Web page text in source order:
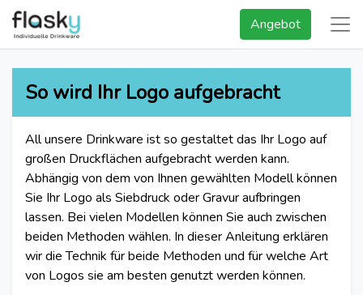
Angebot
So wird Ihr Logo aufgebracht
All unsere Drinkware ist so gestaltet das Ihr Logo auf
großen Druckflächen aufgebracht werden kann.
Abhängig von dem von Ihnen gewählten Modell können
Sie Ihr Logo als Siebdruck oder Gravur aufbringen
lassen. Bei vielen Modellen können Sie auch zwischen
beiden Methoden wählen. In dieser Anleitung erklären
wir die Technik für beide Methoden und für welche Art
von Logos sie am besten genutzt werden können.